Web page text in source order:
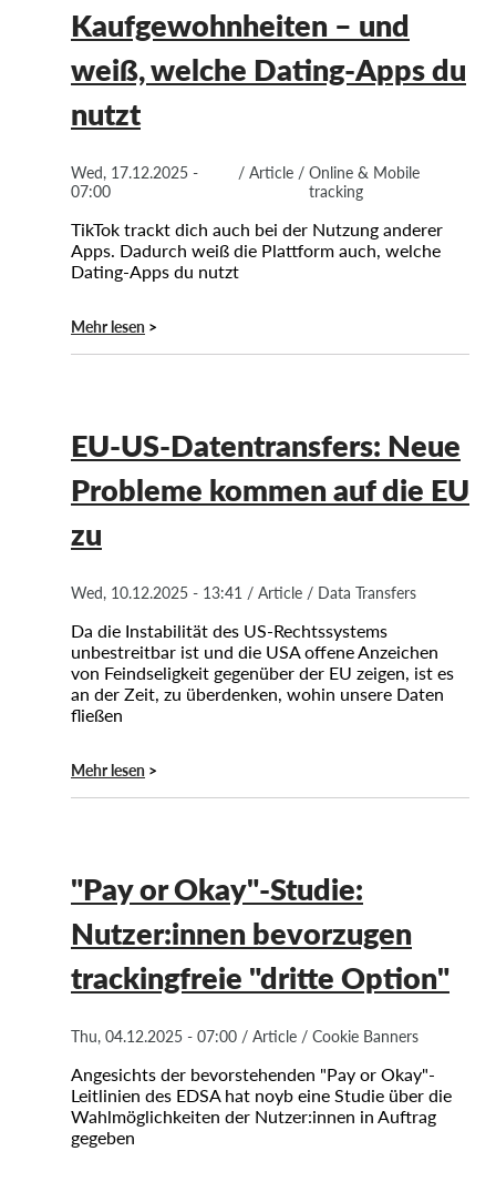
Kaufgewohnheiten – und
weiß, welche Dating-Apps du
nutzt
Wed, 17.12.2025 -
07:00
/ Article/ Online & Mobile
tracking
TikTok trackt dich auch bei der Nutzung anderer
Apps. Dadurch weiß die Plattform auch, welche
Dating-Apps du nutzt
Mehr lesen
EU-US-Datentransfers: Neue
Probleme kommen auf die EU
zu
Wed, 10.12.2025 - 13:41 / Article / Data Transfers
Da die Instabilität des US-Rechtssystems
unbestreitbar ist und die USA offene Anzeichen
von Feindseligkeit gegenüber der EU zeigen, ist es
an der Zeit, zu überdenken, wohin unsere Daten
fließen
Mehr lesen
"Pay or Okay"-Studie:
Nutzer:innen bevorzugen
trackingfreie "dritte Option"
Thu, 04.12.2025 - 07:00 / Article / Cookie Banners
Angesichts der bevorstehenden "Pay or Okay"-
Leitlinien des EDSA hat noyb eine Studie über die
Wahlmöglichkeiten der Nutzer:innen in Auftrag
gegeben